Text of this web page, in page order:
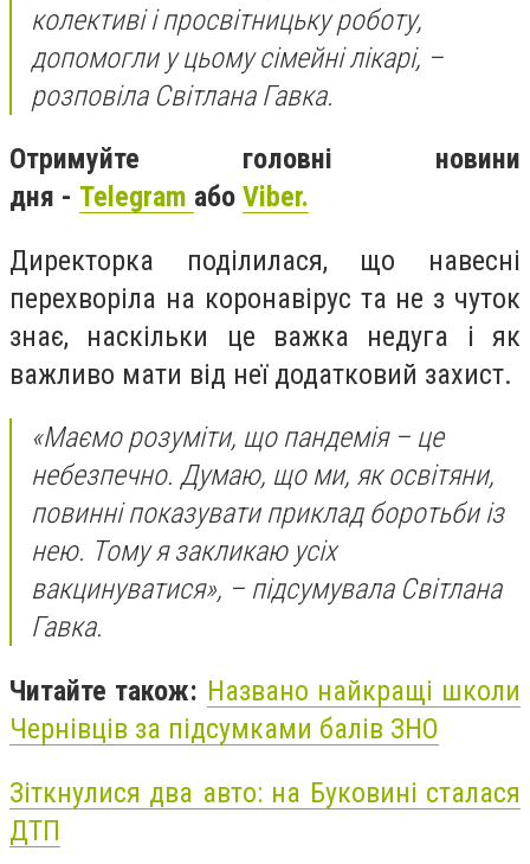
колективі і просвітницьку роботу,
допомогли у цьому сімейні лікарі, –
розповіла Світлана Гавка.
Отримуйте головні новини
дня - Telegram або Viber.
Директорка поділилася, що навесні
перехворіла на коронавірус та не з чуток
знає, наскільки це важка недуга і як
важливо мати від неї додатковий захист.
«Маємо розуміти, що пандемія – це
небезпечно. Думаю, що ми, як освітяни,
повинні показувати приклад боротьби із
нею. Тому я закликаю усіх
вакцинуватися», – підсумувала Світлана
Гавка.
Читайте також: Названо найкращі школи
Чернівців за підсумками балів ЗНО
Зіткнулися два авто: на Буковині сталася
ДТП